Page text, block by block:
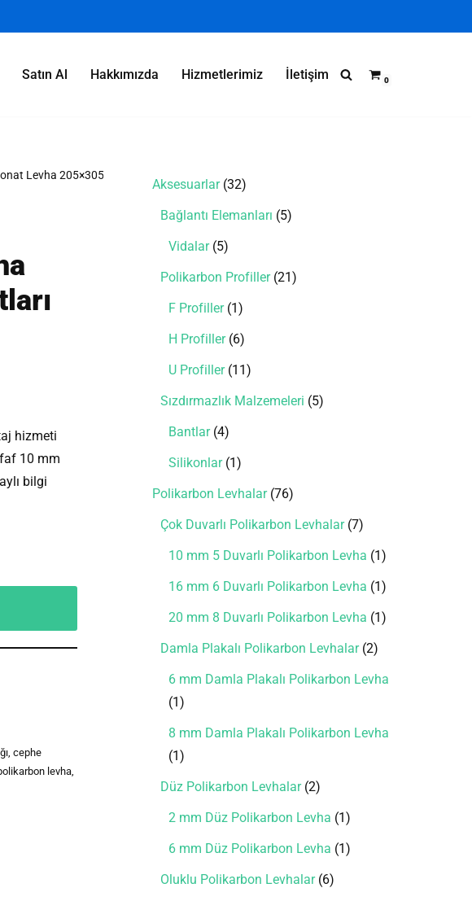
Satın Al Hakkımızda Hizmetlerimiz İletişim 0
Levha 205×305 cm Fiyatları (İthal)
hizmeti
10 mm
bilgi
, cephe
levha,
Aksesuarlar 32
Bağlantı Elemanları 5
Vidalar 5
Polikarbon Profiller 21
F Profiller 1
H Profiller 6
U Profiller 11
Sızdırmazlık Malzemeleri 5
Bantlar 4
Silikonlar 1
Polikarbon Levhalar 76
Çok Duvarlı Polikarbon Levhalar 7
10 mm 5 Duvarlı Polikarbon Levha 1
16 mm 6 Duvarlı Polikarbon Levha 1
20 mm 8 Duvarlı Polikarbon Levha 1
Damla Plakalı Polikarbon Levhalar 2
6 mm Damla Plakalı Polikarbon Levha
1
8 mm Damla Plakalı Polikarbon Levha
1
Düz Polikarbon Levhalar 2
2 mm Düz Polikarbon Levha 1
6 mm Düz Polikarbon Levha 1
Oluklu Polikarbon Levhalar 6